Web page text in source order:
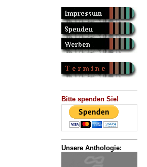
Bitte spenden Sie!
Unsere Anthologie: